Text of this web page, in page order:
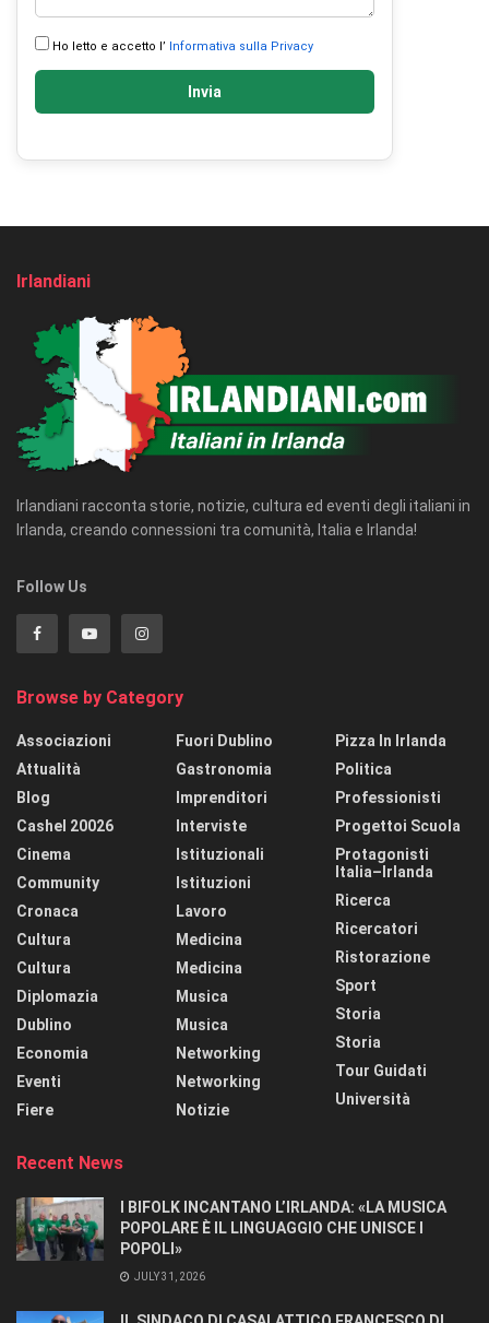
Ho letto e accetto l’ Informativa sulla Privacy
Invia
Irlandiani
Irlandiani racconta storie, notizie, cultura ed eventi degli italiani in
Irlanda, creando connessioni tra comunità, Italia e Irlanda!
Follow Us
Browse by Category
Associazioni
Attualità
Blog
Cashel 20026
Cinema
Community
Cronaca
Cultura
Cultura
Diplomazia
Dublino
Economia
Eventi
Fiere
Fuori Dublino
Gastronomia
Imprenditori
Interviste
Istituzionali
Istituzioni
Lavoro
Medicina
Medicina
Musica
Musica
Networking
Networking
Notizie
Pizza In Irlanda
Politica
Professionisti
Progettoi Scuola
Protagonisti
Italia–Irlanda
Ricerca
Ricercatori
Ristorazione
Sport
Storia
Storia
Tour Guidati
Università
Recent News
I BIFOLK INCANTANO L’IRLANDA: «LA MUSICA
POPOLARE È IL LINGUAGGIO CHE UNISCE I
POPOLI»
JULY 31, 2026